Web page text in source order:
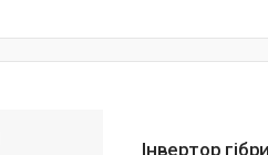
Інвертор